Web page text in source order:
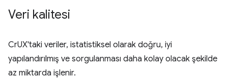
Veri kalitesi
CrUX'taki veriler, istatistiksel olarak doğru, iyi
yapılandırılmış ve sorgulanması daha kolay olacak şekilde
az miktarda işlenir.